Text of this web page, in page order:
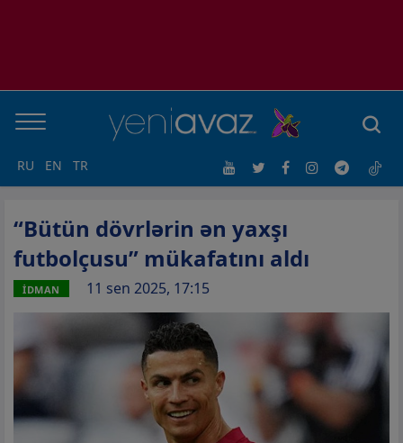
RU EN TR
“Bütün dövrlərin ən yaxşı
futbolçusu” mükafatını aldı
İDMAN 11 sen 2025, 17:15